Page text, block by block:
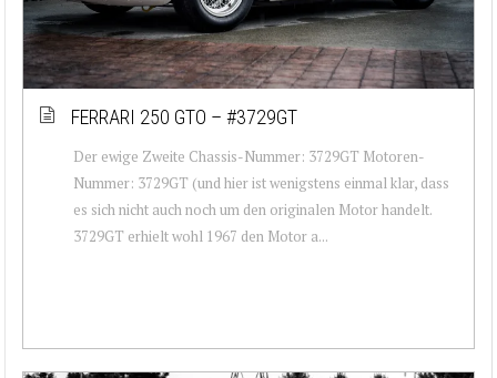
FERRARI 250 GTO – #3729GT
Der ewige Zweite Chassis-Nummer: 3729GT Motoren-
Nummer: 3729GT (und hier ist wenigstens einmal klar, dass
es sich nicht auch noch um den originalen Motor handelt.
3729GT erhielt wohl 1967 den Motor a...